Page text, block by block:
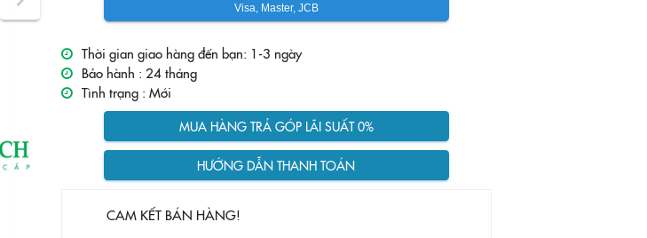
Visa, Master, JCB
Thời gian giao hàng đến bạn: 1-3 ngày
Bảo hành : 24 tháng
Tình trạng : Mới
MUA HÀNG TRẢ GÓP LÃI SUẤT 0%
HƯỚNG DẪN THANH TOÁN
CAM KẾT BÁN HÀNG!